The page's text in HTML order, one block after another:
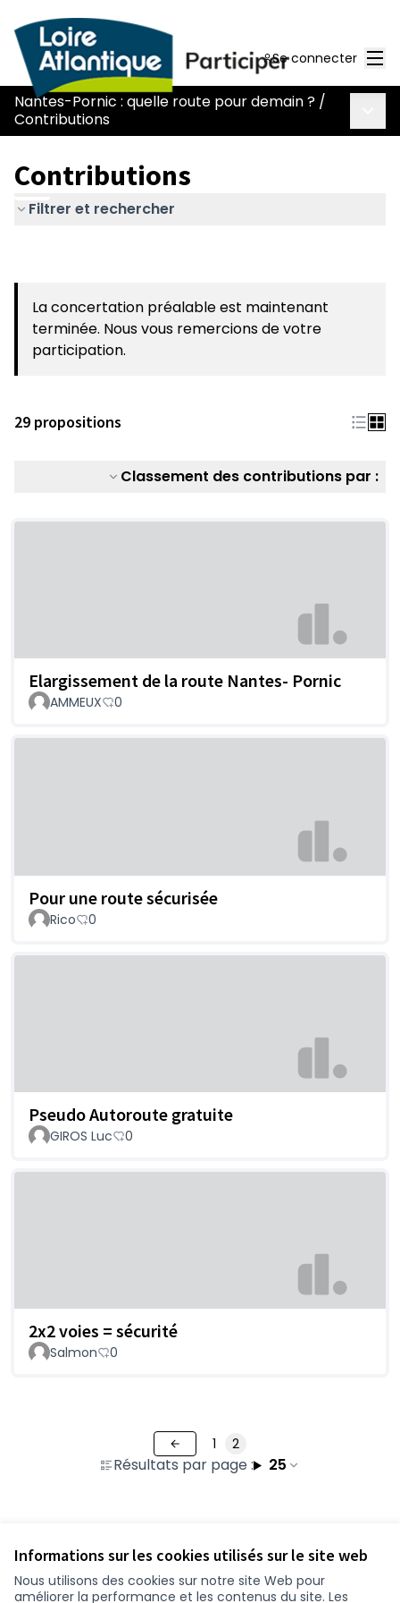
Informations sur les cookies utilisés sur le site web
Nous utilisons des cookies sur notre site Web pour
améliorer la performance et les contenus du site. Les
Se connecter
Nantes-Pornic : quelle route pour demain ? /
Contributions
Contributions
Filtrer et rechercher
La concertation préalable est maintenant
terminée. Nous vous remercions de votre
participation.
29 propositions
Classement des contributions par :
Elargissement de la route Nantes- Pornic
AMMEUX 0
Pour une route sécurisée
Rico 0
Pseudo Autoroute gratuite
GIROS Luc 0
2x2 voies = sécurité
Salmon 0
Résultats par page : 25
1 2